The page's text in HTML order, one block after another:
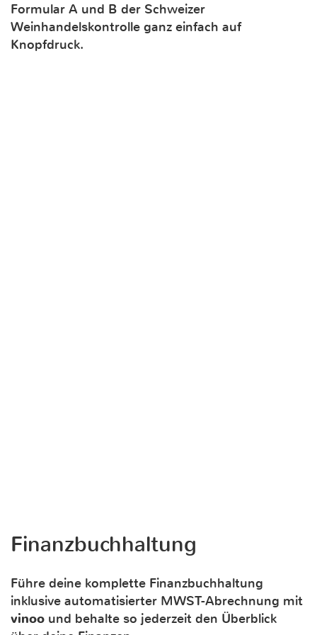
Formular A und B der Schweizer
Weinhandelskontrolle ganz einfach auf
Knopfdruck.
Finanzbuchhaltung
Führe deine komplette Finanzbuchhaltung
inklusive automatisierter MWST-Abrechnung mit
vinoo und behalte so jederzeit den Überblick